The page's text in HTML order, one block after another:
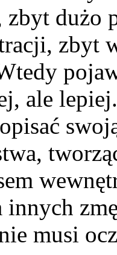
zbyt dużo
zbyt
ale
musi